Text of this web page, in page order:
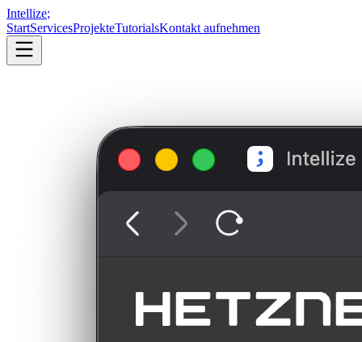
Intellize;
StartServicesProjekteTutorialsKontakt aufnehmen